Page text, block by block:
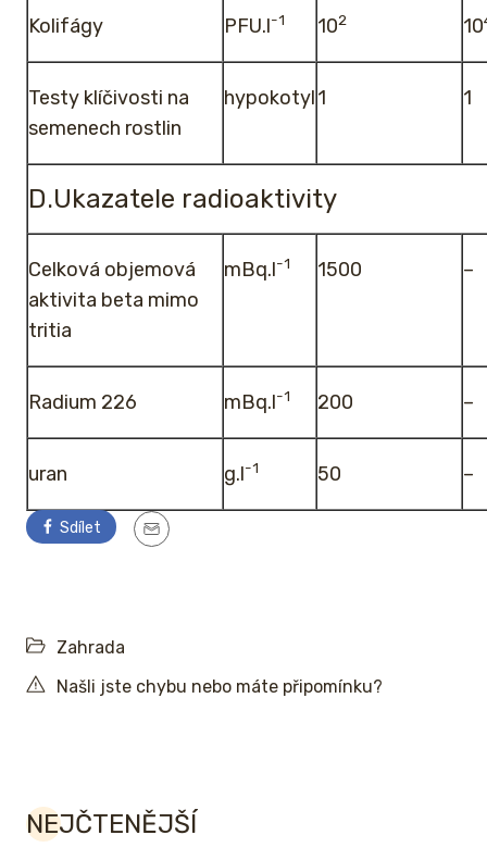
Kolifágy PFU.l-1 102 10
Testy klíčivosti na
semenech rostlin
hypokotyl1 1
D.Ukazatele radioaktivity
Celková objemová
aktivita beta mimo
tritia
mBq.l-1 1500 –
Radium 226 mBq.l-1 200 –
uran g.l-1 50 –
Sdílet
Zahrada
Našli jste chybu nebo máte připomínku?
NEJČTENĚJŠÍ